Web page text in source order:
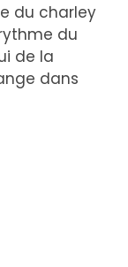
du charley
du
de la
dans